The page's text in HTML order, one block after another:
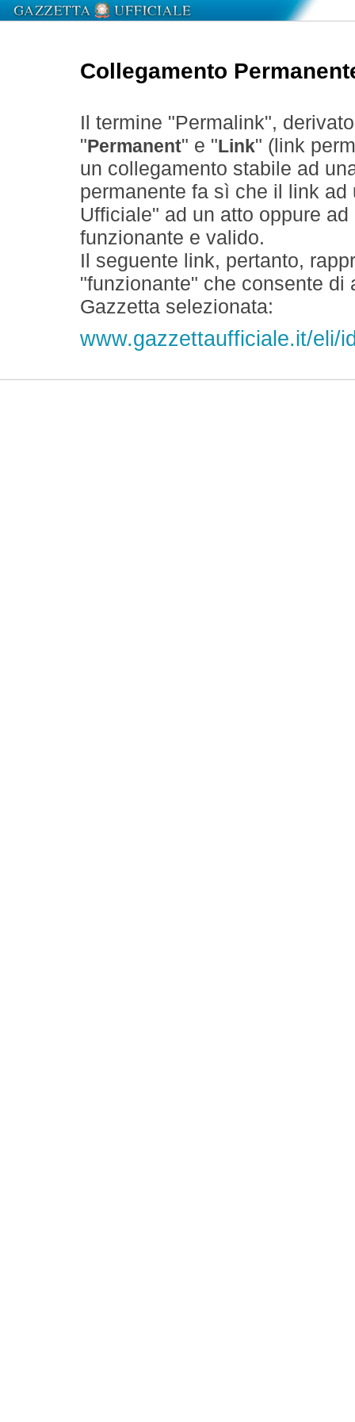
Collegamento
Il termine "Permalink",
" Permanent" e " Link" (link
un collegamento stabile ad
permanente fa sì che il link
Ufficiale" ad un atto oppure
funzionante e valido.
Il seguente link, pertanto,
"funzionante" che consente
Gazzetta selezionata:
www.gazzettaufficiale.it/eli/